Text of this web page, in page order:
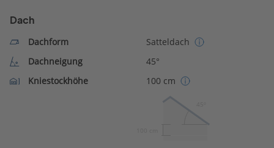
Dach
Dachform
Satteldach
Dachneigung
45°
Kniestockhöhe
100 cm